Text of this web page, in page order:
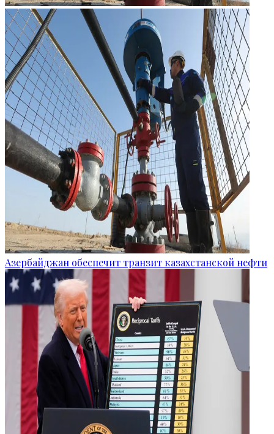
Азербайджан обеспечит транзит казахстанской нефти